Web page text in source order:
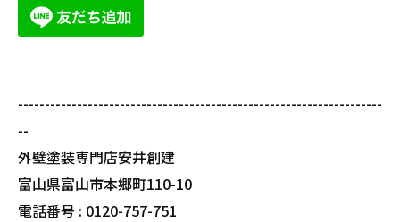
--------------------------------------------------------------------
--
外壁塗装専門店安井創建
富山県富山市本郷町110-10
電話番号 : 0120-757-751